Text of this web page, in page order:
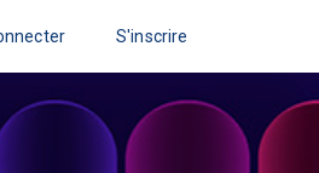
S'inscrire